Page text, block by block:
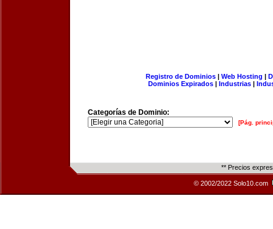
Registro de Dominios| Web Hosting |
Dominios Expirados | Industrias |
Categorías de Dominio:
[Pág.
** Precios
© 2002/2022 Solo10.com